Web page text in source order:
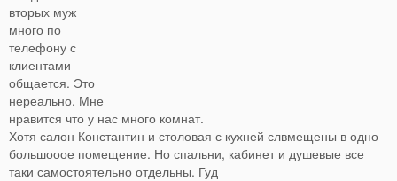
вторых муж
много по
телефону с
клиентами
общается. Это
нереально. Мне
нравится что у нас много комнат.
Хотя салон Константин и столовая с кухней слвмещены в одно
большооое помещение. Но спальни, кабинет и душевые все
таки самостоятельно отдельны. Гуд